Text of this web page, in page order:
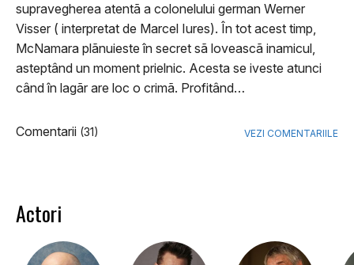
supravegherea atentã a colonelului german Werner
Visser ( interpretat de Marcel Iures). În tot acest timp,
McNamara plãnuieste în secret sã loveascã inamicul,
asteptând un moment prielnic. Acesta se iveste atunci
când în lagãr are loc o crimã. Profitând…
Comentarii (31) VEZI COMENTARIILE
Actori